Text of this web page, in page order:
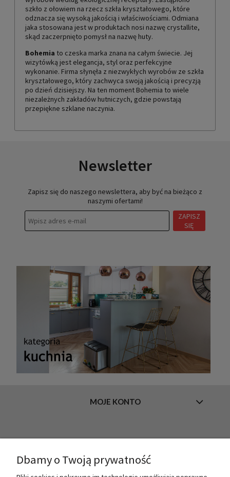
szkło z ołowiem na rzecz szkła kryształowego, które
odznacza się wysoką jakością i właściwościami. Odmiana
jaka stosowana jest w produktach nosi nazwę crystallite,
skąd zaczerpnięto pomysł na nazwę huty.
Bohemia to czeska marka znana na całym świecie. Jej
wizytówką jest elegancja, styl oraz perfekcyjne
wykonanie. Firma słynęła z niezwykłych wyrobów ze szkła
kryształowego, który zachwyca swoją jakością i precyzją
po dzień dzisiejszy. Na ten moment Bohemia to wiele
niezależnych zakładów hutniczych, gdzie powstają
przepiękne szklane naczynia.
Newsletter
Zapisz się do naszego newslettera, aby być na bieżąco z
naszymi ofertami!
ZAPISZ
SIĘ
MOJE KONTO
INFORMACJE
Dbamy o Twoją prywatność